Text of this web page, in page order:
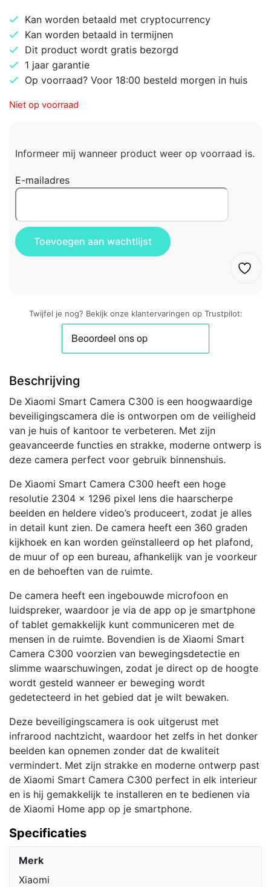
Kan worden betaald met cryptocurrency
Kan worden betaald in termijnen
Dit product wordt gratis bezorgd
1 jaar garantie
Op voorraad? Voor 18:00 besteld morgen in huis
Niet op voorraad
Informeer mij wanneer product weer op voorraad is.
E-mailadres
Twijfel je nog? Bekijk onze klantervaringen op Trustpilot:
Beschrijving
De Xiaomi Smart Camera C300 is een hoogwaardige
beveiligingscamera die is ontworpen om de veiligheid
van je huis of kantoor te verbeteren. Met zijn
geavanceerde functies en strakke, moderne ontwerp is
deze camera perfect voor gebruik binnenshuis.
De Xiaomi Smart Camera C300 heeft een hoge
resolutie 2304 x 1296 pixel lens die haarscherpe
beelden en heldere video’s produceert, zodat je alles
in detail kunt zien. De camera heeft een 360 graden
kijkhoek en kan worden geïnstalleerd op het plafond,
de muur of op een bureau, afhankelijk van je voorkeur
en de behoeften van de ruimte.
De camera heeft een ingebouwde microfoon en
luidspreker, waardoor je via de app op je smartphone
of tablet gemakkelijk kunt communiceren met de
mensen in de ruimte. Bovendien is de Xiaomi Smart
Camera C300 voorzien van bewegingsdetectie en
slimme waarschuwingen, zodat je direct op de hoogte
wordt gesteld wanneer er beweging wordt
gedetecteerd in het gebied dat je wilt bewaken.
Deze beveiligingscamera is ook uitgerust met
infrarood nachtzicht, waardoor het zelfs in het donker
beelden kan opnemen zonder dat de kwaliteit
vermindert. Met zijn strakke en moderne ontwerp past
de Xiaomi Smart Camera C300 perfect in elk interieur
en is hij gemakkelijk te installeren en te bedienen via
de Xiaomi Home app op je smartphone.
Specificaties
Merk
Xiaomi